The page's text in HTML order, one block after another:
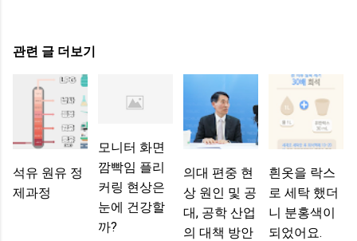
관련 글 더보기
석유 원유 정
제과정
모니터 화면
깜빡임 플리
커링 현상은
눈에 건강할
까?
의대 편중 현
상 원인 및 공
대, 공학 산업
의 대책 방안
흰옷을 락스
로 세탁 했더
니 분홍색이
되었어요.